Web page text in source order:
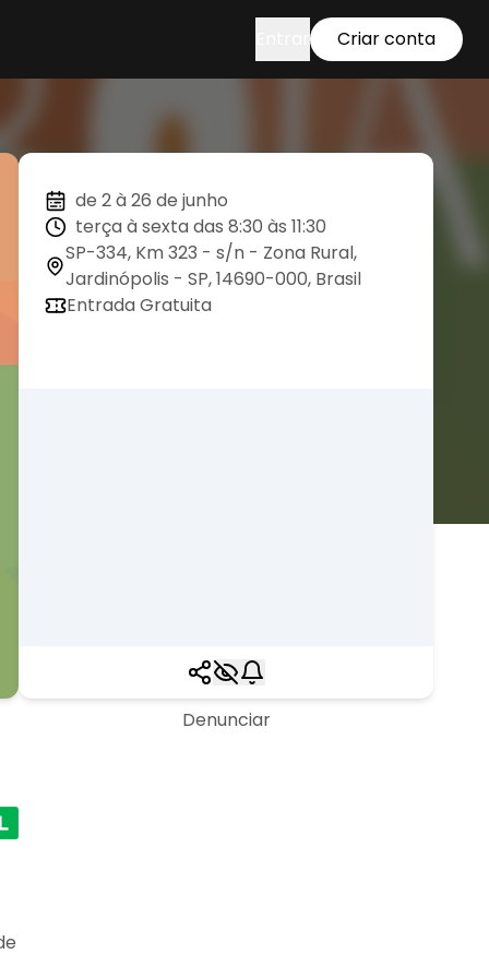
Criar conta
de 2 à 26 de junho
terça à sexta das 8:30 às 11:30
SP-334, Km 323 - s/n - Zona Rural,
Jardinópolis - SP, 14690-000, Brasil
Entrada Gratuita
Denunciar